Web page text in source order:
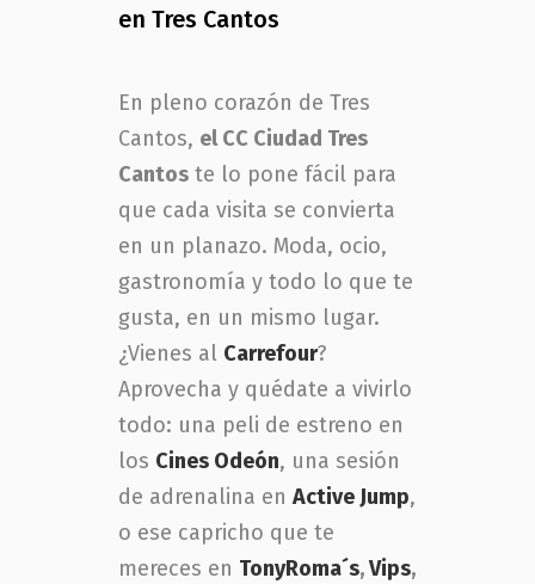
en Tres Cantos
En pleno corazón de Tres
Cantos, el CC Ciudad Tres
Cantos te lo pone fácil para
que cada visita se convierta
en un planazo. Moda, ocio,
gastronomía y todo lo que te
gusta, en un mismo lugar.
¿Vienes al Carrefour?
Aprovecha y quédate a vivirlo
todo: una peli de estreno en
los Cines Odeón, una sesión
de adrenalina en Active Jump,
o ese capricho que te
mereces en TonyRoma´s,Vips,